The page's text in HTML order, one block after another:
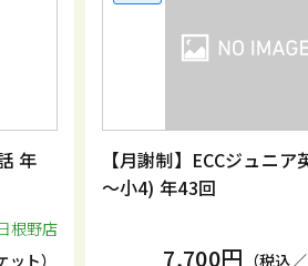
【月謝制】ECCジュニア英会話(小3
～小4) 年43回
（税込／1チケット）